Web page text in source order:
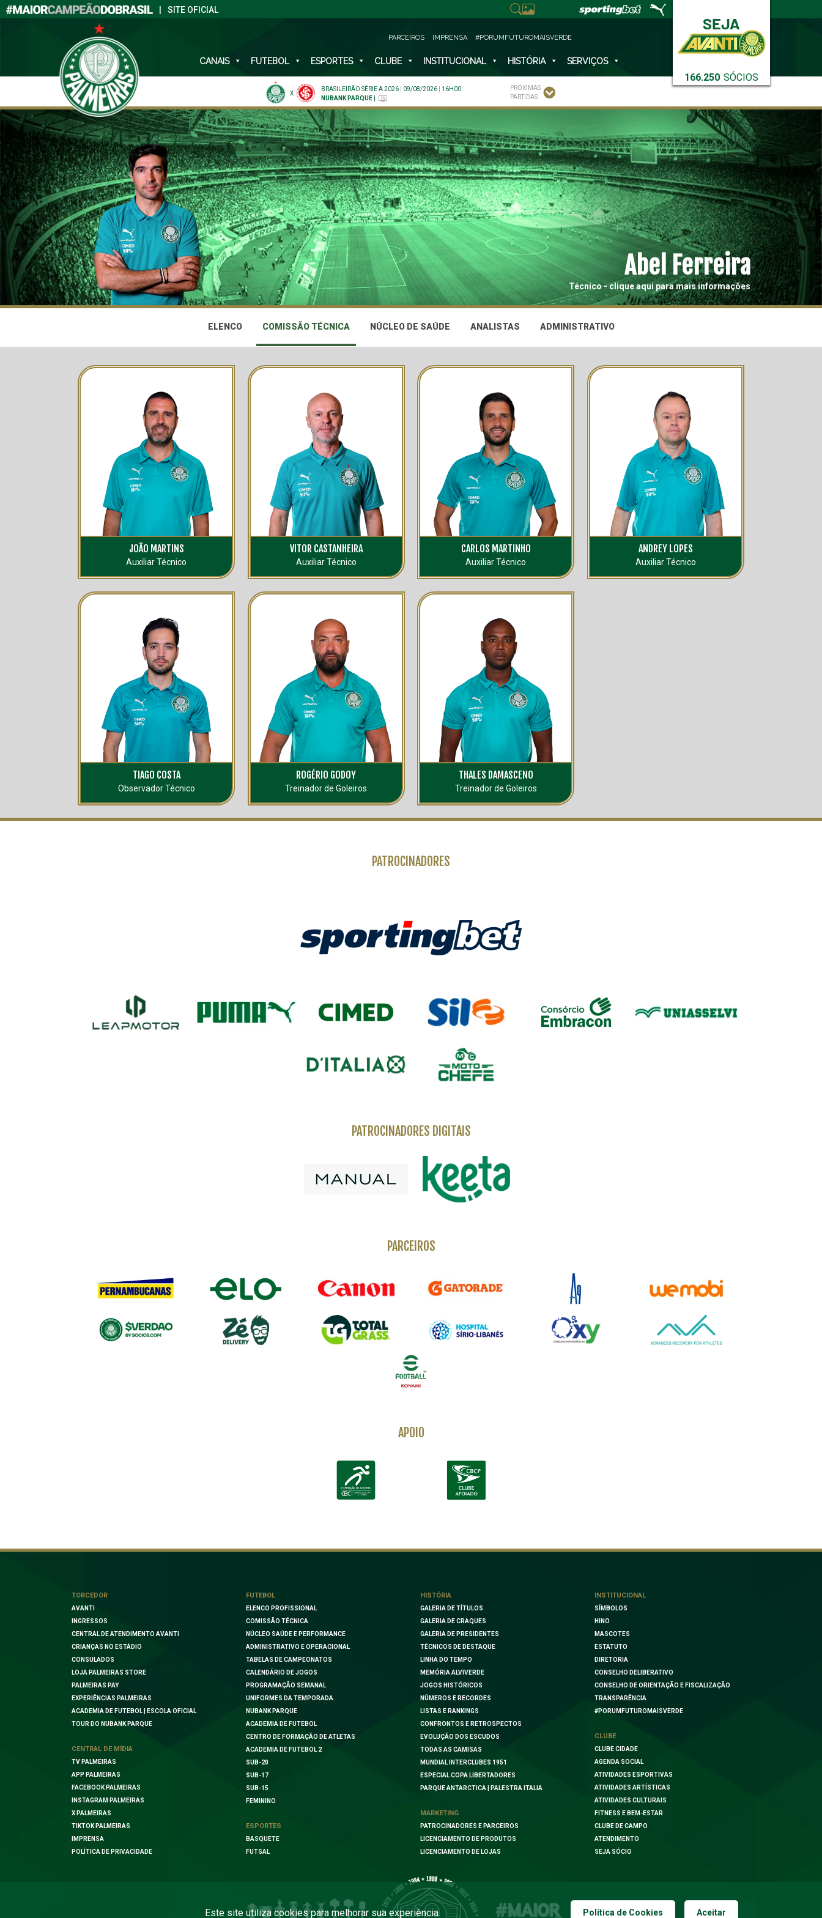
SITE OFICIAL
166.250 SÓCIOS
PARCEIROS IMPRENSA #PORUMFUTUROMAISVERDE
CANAIS FUTEBOL ESPORTES CLUBE INSTITUCIONAL HISTÓRIA SERVIÇOS
X
BRASILEIRÃO SÉRIE A 2026 09/08/2026
16H00
NUBANK PARQUE
PRÓXIMAS
PARTIDAS
Abel Ferreira
Técnico - clique aqui para mais informações
ELENCO COMISSÃO TÉCNICA NÚCLEO DE SAÚDE ANALISTAS ADMINISTRATIVO
JOÃO MARTINS
Auxiliar Técnico
VITOR CASTANHEIRA
Auxiliar Técnico
CARLOS MARTINHO
Auxiliar Técnico
ANDREY LOPES
Auxiliar Técnico
TIAGO COSTA
Observador Técnico
ROGÉRIO GODOY
Treinador de Goleiros
THALES DAMASCENO
Treinador de Goleiros
PATROCINADORES
PATROCINADORES DIGITAIS
PARCEIROS
APOIO
TORCEDOR
AVANTI
INGRESSOS
CENTRAL DE ATENDIMENTO AVANTI
CRIANÇAS NO ESTÁDIO
CONSULADOS
LOJA PALMEIRAS STORE
PALMEIRAS PAY
EXPERIÊNCIAS PALMEIRAS
ACADEMIA DE FUTEBOL | ESCOLA OFICIAL
TOUR DO NUBANK PARQUE
CENTRAL DE MÍDIA
TV PALMEIRAS
APP PALMEIRAS
FACEBOOK PALMEIRAS
INSTAGRAM PALMEIRAS
X PALMEIRAS
TIKTOK PALMEIRAS
IMPRENSA
POLÍTICA DE PRIVACIDADE
FUTEBOL
ELENCO PROFISSIONAL
COMISSÃO TÉCNICA
NÚCLEO SAÚDE E PERFORMANCE
ADMINISTRATIVO E OPERACIONAL
TABELAS DE CAMPEONATOS
CALENDÁRIO DE JOGOS
PROGRAMAÇÃO SEMANAL
UNIFORMES DA TEMPORADA
NUBANK PARQUE
ACADEMIA DE FUTEBOL
CENTRO DE FORMAÇÃO DE ATLETAS
ACADEMIA DE FUTEBOL 2
SUB-20
SUB-17
SUB-15
FEMININO
ESPORTES
BASQUETE
FUTSAL
HISTÓRIA
GALERIA DE TÍTULOS
GALERIA DE CRAQUES
GALERIA DE PRESIDENTES
TÉCNICOS DE DESTAQUE
LINHA DO TEMPO
MEMÓRIA ALVIVERDE
JOGOS HISTÓRICOS
NÚMEROS E RECORDES
LISTAS E RANKINGS
CONFRONTOS E RETROSPECTOS
EVOLUÇÃO DOS ESCUDOS
TODAS AS CAMISAS
MUNDIAL INTERCLUBES 1951
ESPECIAL COPA LIBERTADORES
PARQUE ANTARCTICA | PALESTRA ITALIA
MARKETING
PATROCINADORES E PARCEIROS
LICENCIAMENTO DE PRODUTOS
LICENCIAMENTO DE LOJAS
INSTITUCIONAL
SÍMBOLOS
HINO
MASCOTES
ESTATUTO
DIRETORIA
CONSELHO DELIBERATIVO
CONSELHO DE ORIENTAÇÃO E FISCALIZAÇÃO
TRANSPARÊNCIA
#PORUMFUTUROMAISVERDE
CLUBE
CLUBE CIDADE
AGENDA SOCIAL
ATIVIDADES ESPORTIVAS
ATIVIDADES ARTÍSTICAS
ATIVIDADES CULTURAIS
FITNESS E BEM-ESTAR
CLUBE DE CAMPO
ATENDIMENTO
SEJA SÓCIO
Este site utiliza cookies para melhorar sua experiência. Política de Cookies Aceitar